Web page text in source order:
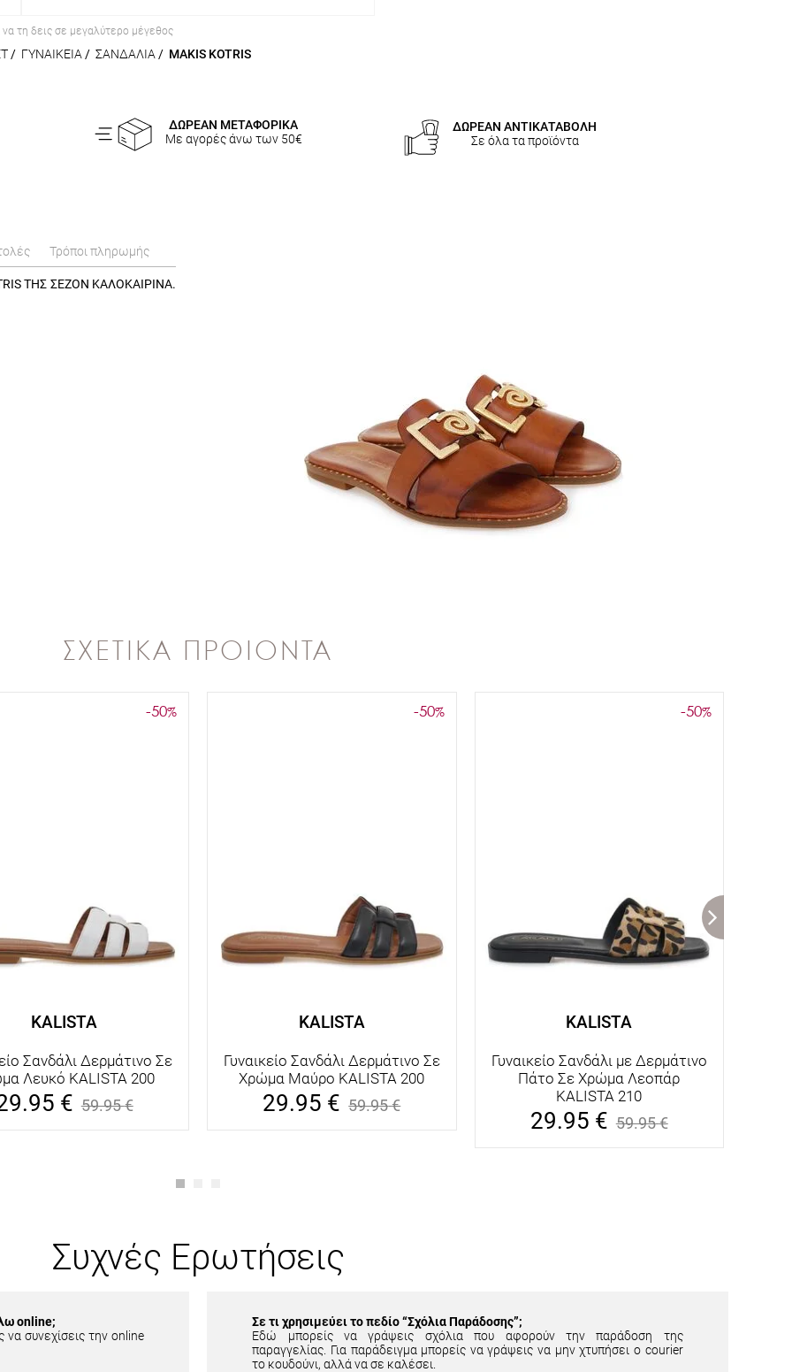
να τη δεις σε μεγαλύτερο μέγεθος
/ ΓΥΝΑΙΚΕΙΑ / ΣΑΝΔΑΛΙΑ / MAKIS KOTRIS
ΔΩΡΕΑΝ ΜΕΤΑΦΟΡΙΚΑ
Με αγορές άνω των 50€
ΔΩΡΕΑΝ ΑΝΤΙΚΑΤΑΒΟΛΗ
Σε όλα τα προϊόντα
Τρόποι πληρωμής
ΤΗΣ ΣΕΖΟΝ ΚΑΛΟΚΑΙΡΙΝΑ.
ΣΧΕΤΙΚΑ ΠΡΟΙΟΝΤΑ
-50%
KALISTA
Σανδάλι Δερμάτινο Σε
Λευκό KALISTA 200
€ 59.95€
-50%
KALISTA
Γυναικείο Σανδάλι Δερμάτινο Σε
Χρώμα Μαύρο KALISTA 200
29.95 € 59.95€
-50%
KALISTA
Γυναικείο Σανδάλι με Δερμάτινο
Πάτο Σε Χρώμα Λεοπάρ
KALISTA 210
29.95 € 59.95€
Συχνές Ερωτήσεις
online;
συνεχίσεις την online
Σε τι χρησιμεύει το πεδίο “Σχόλια Παράδοσης”;
Εδώ μπορείς να γράψεις σχόλια που αφορούν την παράδοση της
παραγγελίας. Για παράδειγμα μπορείς να γράψεις να μην χτυπήσει ο courier
το κουδούνι, αλλά να σε καλέσει.